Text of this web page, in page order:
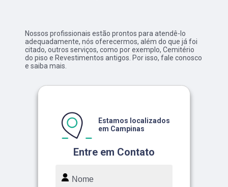
Nossos profissionais estão prontos para atendê-lo
adequadamente, nós oferecermos, além do que já foi
citado, outros serviços, como por exemplo, Cemitério
do piso e Revestimentos antigos. Por isso, fale conosco
e saiba mais.
Entre em Contato
Estamos localizados
em Campinas